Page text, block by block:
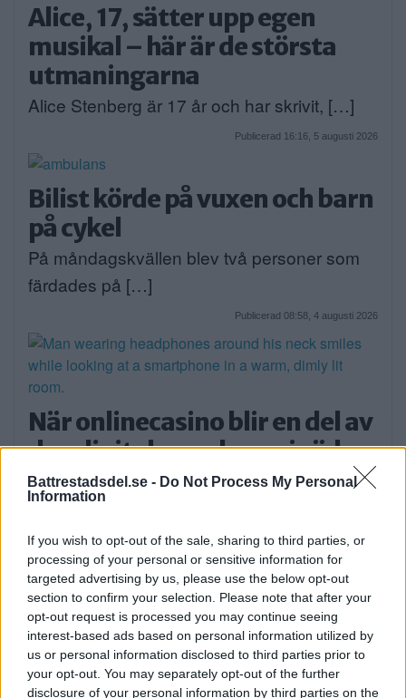
Battrestadsdel.se - Do Not Process My Personal
Information
If you wish to opt-out of the sale, sharing to third parties, or
processing of your personal or sensitive information for
targeted advertising by us, please use the below opt-out
section to confirm your selection. Please note that after your
opt-out request is processed you may continue seeing
interest-based ads based on personal information utilized by
us or personal information disclosed to third parties prior to
your opt-out. You may separately opt-out of the further
disclosure of your personal information by third parties on the
Alice, 17, sätter upp egen
musikal – här är de största
utmaningarna
Alice Stenberg är 17 år och har skrivit, […]
Publicerad 16:16, 5 augusti 2026
Bilist körde på vuxen och barn
på cykel
På måndagskvällen blev två personer som
färdades på […]
Publicerad 08:58, 4 augusti 2026
När onlinecasino blir en del av
den digitala vardagen i södra
Stockholm
EXTERN PARTNER. Södra Stockholm är en
del av […]